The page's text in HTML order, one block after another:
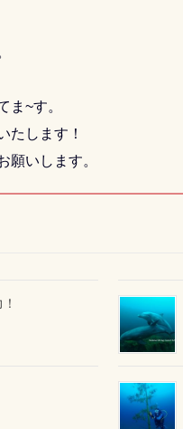
ま~す。
たします！
願いします。